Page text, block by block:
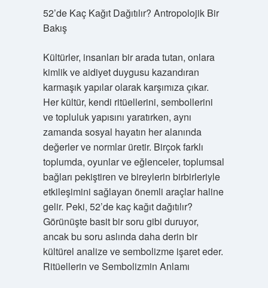
52’de Kaç Kağıt Dağıtılır? Antropolojik Bir
Bakış
Kültürler, insanları bir arada tutan, onlara
kimlik ve aidiyet duygusu kazandıran
karmaşık yapılar olarak karşımıza çıkar.
Her kültür, kendi ritüellerini, sembollerini
ve topluluk yapısını yaratırken, aynı
zamanda sosyal hayatın her alanında
değerler ve normlar üretir. Birçok farklı
toplumda, oyunlar ve eğlenceler, toplumsal
bağları pekiştiren ve bireylerin birbirleriyle
etkileşimini sağlayan önemli araçlar haline
gelir. Peki, 52’de kaç kağıt dağıtılır?
Görünüşte basit bir soru gibi duruyor,
ancak bu soru aslında daha derin bir
kültürel analize ve sembolizme işaret eder.
Ritüellerin ve Sembolizmin Anlamı